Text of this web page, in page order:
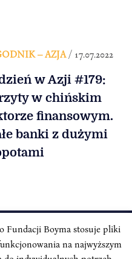
– AZJA/ 17.07.2022
w Azji #179:
w chińskim
finansowym.
banki z dużymi
/ Asian Century
11/5, 00-027 Warszawa
Fundacji Boyma stosuje pliki
na najwyższym